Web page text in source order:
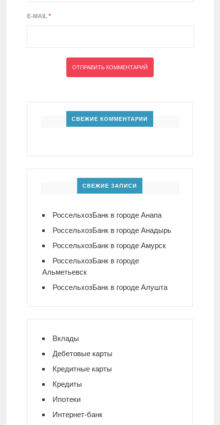
E-MAIL *
СВЕЖИЕ КОММЕНТАРИИ
СВЕЖИЕ ЗАПИСИ
РоссельхозБанк в городе Анапа
РоссельхозБанк в городе Анадырь
РоссельхозБанк в городе Амурск
РоссельхозБанк в городе
Альметьевск
РоссельхозБанк в городе Алушта
Вклады
Дебетовые карты
Кредитные карты
Кредиты
Ипотеки
Интернет-банк